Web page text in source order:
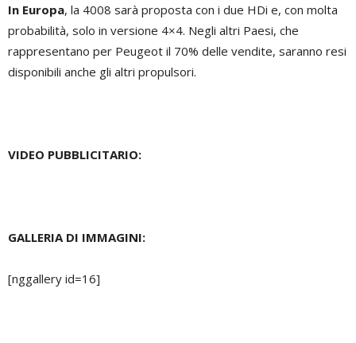
In Europa, la 4008 sarà proposta con i due HDi e, con molta
probabilità, solo in versione 4×4. Negli altri Paesi, che
rappresentano per Peugeot il 70% delle vendite, saranno resi
disponibili anche gli altri propulsori.
VIDEO PUBBLICITARIO:
GALLERIA DI IMMAGINI:
[nggallery id=16]